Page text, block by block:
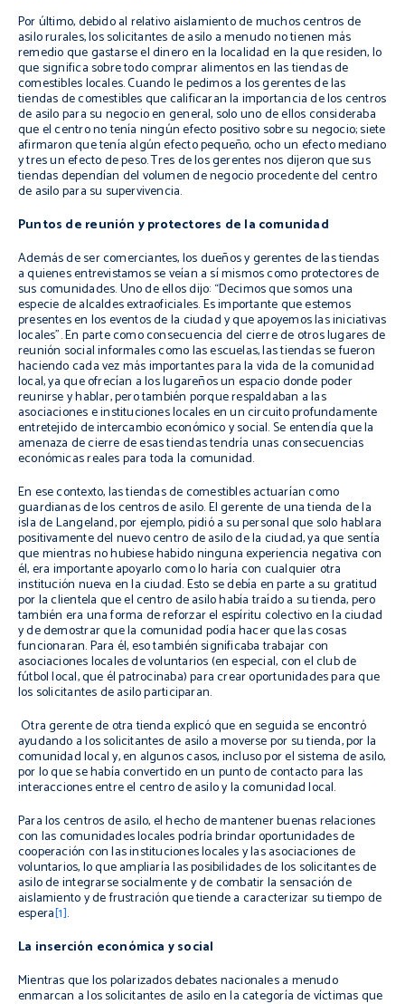
Por último, debido al relativo aislamiento de muchos centros de
asilo rurales, los solicitantes de asilo a menudo no tienen más
remedio que gastarse el dinero en la localidad en la que residen, lo
que significa sobre todo comprar alimentos en las tiendas de
comestibles locales. Cuando le pedimos a los gerentes de las
tiendas de comestibles que calificaran la importancia de los centros
de asilo para su negocio en general, solo uno de ellos consideraba
que el centro no tenía ningún efecto positivo sobre su negocio; siete
afirmaron que tenía algún efecto pequeño, ocho un efecto mediano
y tres un efecto de peso. Tres de los gerentes nos dijeron que sus
tiendas dependían del volumen de negocio procedente del centro
de asilo para su supervivencia.
Puntos de reunión y protectores de la comunidad
Además de ser comerciantes, los dueños y gerentes de las tiendas
a quienes entrevistamos se veían a sí mismos como protectores de
sus comunidades. Uno de ellos dijo: “Decimos que somos una
especie de alcaldes extraoficiales. Es importante que estemos
presentes en los eventos de la ciudad y que apoyemos las iniciativas
locales”. En parte como consecuencia del cierre de otros lugares de
reunión social informales como las escuelas, las tiendas se fueron
haciendo cada vez más importantes para la vida de la comunidad
local, ya que ofrecían a los lugareños un espacio donde poder
reunirse y hablar, pero también porque respaldaban a las
asociaciones e instituciones locales en un circuito profundamente
entretejido de intercambio económico y social. Se entendía que la
amenaza de cierre de esas tiendas tendría unas consecuencias
económicas reales para toda la comunidad.
En ese contexto, las tiendas de comestibles actuarían como
guardianas de los centros de asilo. El gerente de una tienda de la
isla de Langeland, por ejemplo, pidió a su personal que solo hablara
positivamente del nuevo centro de asilo de la ciudad, ya que sentía
que mientras no hubiese habido ninguna experiencia negativa con
él, era importante apoyarlo como lo haría con cualquier otra
institución nueva en la ciudad. Esto se debía en parte a su gratitud
por la clientela que el centro de asilo había traído a su tienda, pero
también era una forma de reforzar el espíritu colectivo en la ciudad
y de demostrar que la comunidad podía hacer que las cosas
funcionaran. Para él, eso también significaba trabajar con
asociaciones locales de voluntarios (en especial, con el club de
fútbol local, que él patrocinaba) para crear oportunidades para que
los solicitantes de asilo participaran.
Otra gerente de otra tienda explicó que en seguida se encontró
ayudando a los solicitantes de asilo a moverse por su tienda, por la
comunidad local y, en algunos casos, incluso por el sistema de asilo,
por lo que se había convertido en un punto de contacto para las
interacciones entre el centro de asilo y la comunidad local.
Para los centros de asilo, el hecho de mantener buenas relaciones
con las comunidades locales podría brindar oportunidades de
cooperación con las instituciones locales y las asociaciones de
voluntarios, lo que ampliaría las posibilidades de los solicitantes de
asilo de integrarse socialmente y de combatir la sensación de
aislamiento y de frustración que tiende a caracterizar su tiempo de
espera[1].
La inserción económica y social
Mientras que los polarizados debates nacionales a menudo
enmarcan a los solicitantes de asilo en la categoría de víctimas que